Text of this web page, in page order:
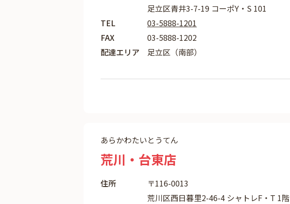
足立区青井3-7-19 コーポY・S 101
TEL
03-5888-1201
FAX
03-5888-1202
配達エリア
足立区（南部）
あらかわたいとうてん
荒川・台東店
住所
〒116-0013
荒川区西日暮里2-46-4 シャトレF・T 1階